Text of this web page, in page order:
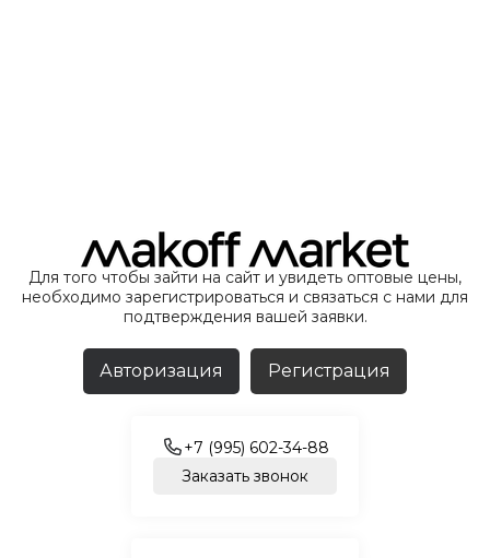
Для того чтобы зайти на сайт и увидеть оптовые цены,
необходимо зарегистрироваться и связаться с нами для
подтверждения вашей заявки.
Авторизация Регистрация
+7 (995) 602-34-88
Заказать звонок